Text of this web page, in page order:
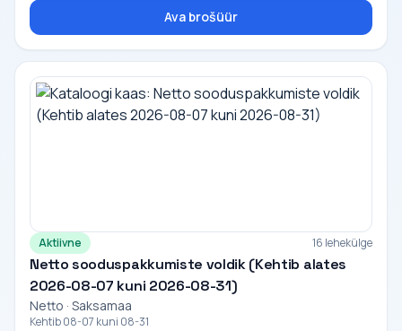
Ava brošüür
Aktiivne 16 lehekülge
Netto sooduspakkumiste voldik (Kehtib alates
2026-08-07 kuni 2026-08-31)
Netto · Saksamaa
Kehtib 08-07 kuni 08-31